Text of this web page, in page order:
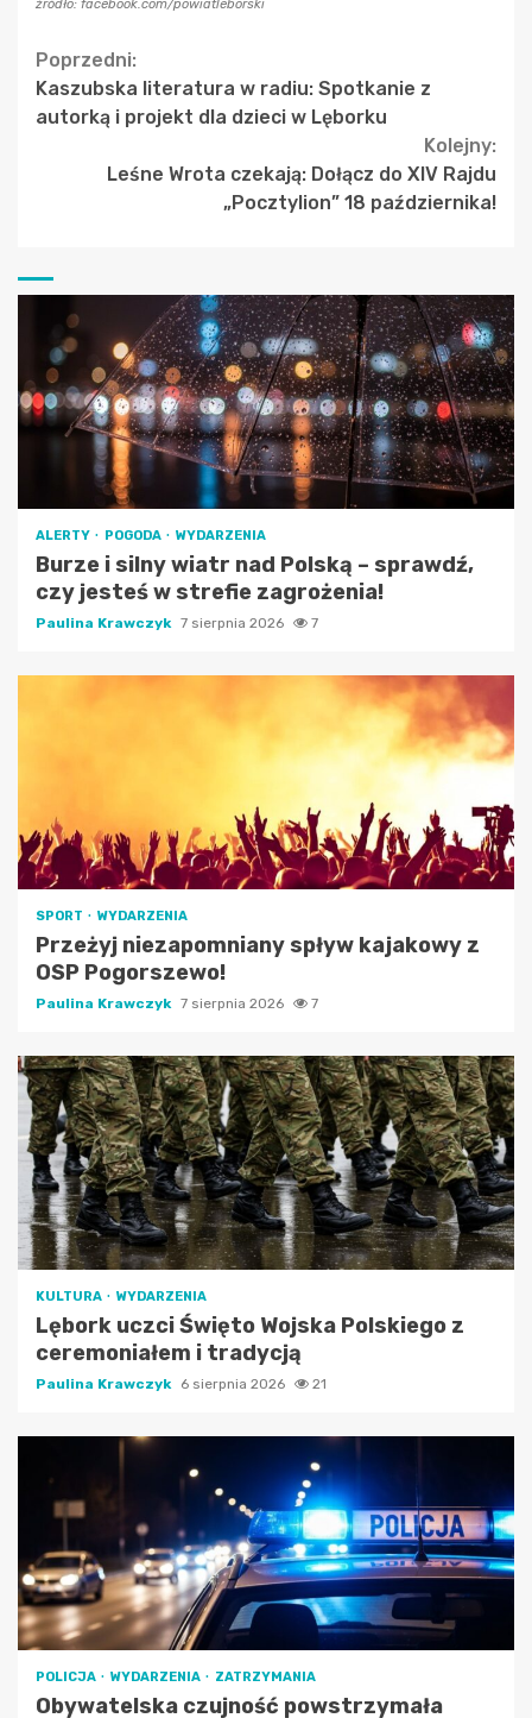
źródło: facebook.com/powiatleborski
Continue
Reading
Poprzedni:
Kaszubska literatura w radiu: Spotkanie z
autorką i projekt dla dzieci w Lęborku
Kolejny:
Leśne Wrota czekają: Dołącz do XIV Rajdu
„Pocztylion” 18 października!
ALERTY POGODA WYDARZENIA
Burze i silny wiatr nad Polską – sprawdź,
czy jesteś w strefie zagrożenia!
Paulina Krawczyk 7 sierpnia 2026 7
SPORT WYDARZENIA
Przeżyj niezapomniany spływ kajakowy z
OSP Pogorszewo!
Paulina Krawczyk 7 sierpnia 2026 7
KULTURA WYDARZENIA
Lębork uczci Święto Wojska Polskiego z
ceremoniałem i tradycją
Paulina Krawczyk 6 sierpnia 2026 21
POLICJA WYDARZENIA ZATRZYMANIA
Obywatelska czujność powstrzymała